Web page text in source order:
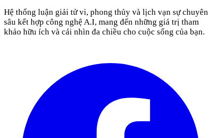
Hệ thống luận giải tử vi, phong thủy và lịch vạn sự chuyên
sâu kết hợp công nghệ A.I, mang đến những giá trị tham
khảo hữu ích và cái nhìn đa chiều cho cuộc sống của bạn.